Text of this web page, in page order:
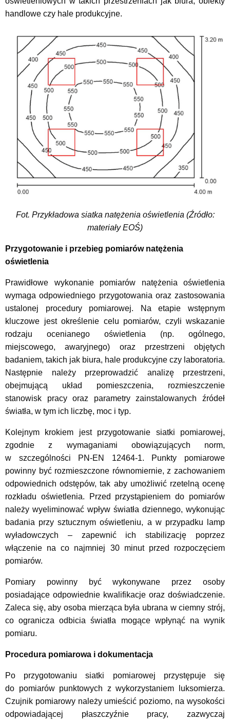
handlowe czy hale produkcyjne.
Fot. Przykładowa siatka natężenia oświetlenia (Źródło:
materiały EOŚ)
Przygotowanie i przebieg pomiarów natężenia
oświetlenia
Prawidłowe wykonanie pomiarów natężenia oświetlenia
wymaga odpowiedniego przygotowania oraz zastosowania
ustalonej procedury pomiarowej. Na etapie wstępnym
kluczowe jest określenie celu pomiarów, czyli wskazanie
rodzaju ocenianego oświetlenia (np. ogólnego,
miejscowego, awaryjnego) oraz przestrzeni objętych
badaniem, takich jak biura, hale produkcyjne czy laboratoria.
Następnie należy przeprowadzić analizę przestrzeni,
obejmującą układ pomieszczenia, rozmieszczenie
stanowisk pracy oraz parametry zainstalowanych źródeł
światła, w tym ich liczbę, moc i typ.
Kolejnym krokiem jest przygotowanie siatki pomiarowej,
zgodnie z wymaganiami obowiązujących norm,
w szczególności PN-EN 12464-1. Punkty pomiarowe
powinny być rozmieszczone równomiernie, z zachowaniem
odpowiednich odstępów, tak aby umożliwić rzetelną ocenę
rozkładu oświetlenia. Przed przystąpieniem do pomiarów
należy wyeliminować wpływ światła dziennego, wykonując
badania przy sztucznym oświetleniu, a w przypadku lamp
wyładowczych – zapewnić ich stabilizację poprzez
włączenie na co najmniej 30 minut przed rozpoczęciem
pomiarów.
Pomiary powinny być wykonywane przez osoby
posiadające odpowiednie kwalifikacje oraz doświadczenie.
Zaleca się, aby osoba mierząca była ubrana w ciemny strój,
co ogranicza odbicia światła mogące wpłynąć na wynik
pomiaru.
Procedura pomiarowa i dokumentacja
Po przygotowaniu siatki pomiarowej przystępuje się
do pomiarów punktowych z wykorzystaniem luksomierza.
Czujnik pomiarowy należy umieścić poziomo, na wysokości
odpowiadającej płaszczyźnie pracy, zazwyczaj